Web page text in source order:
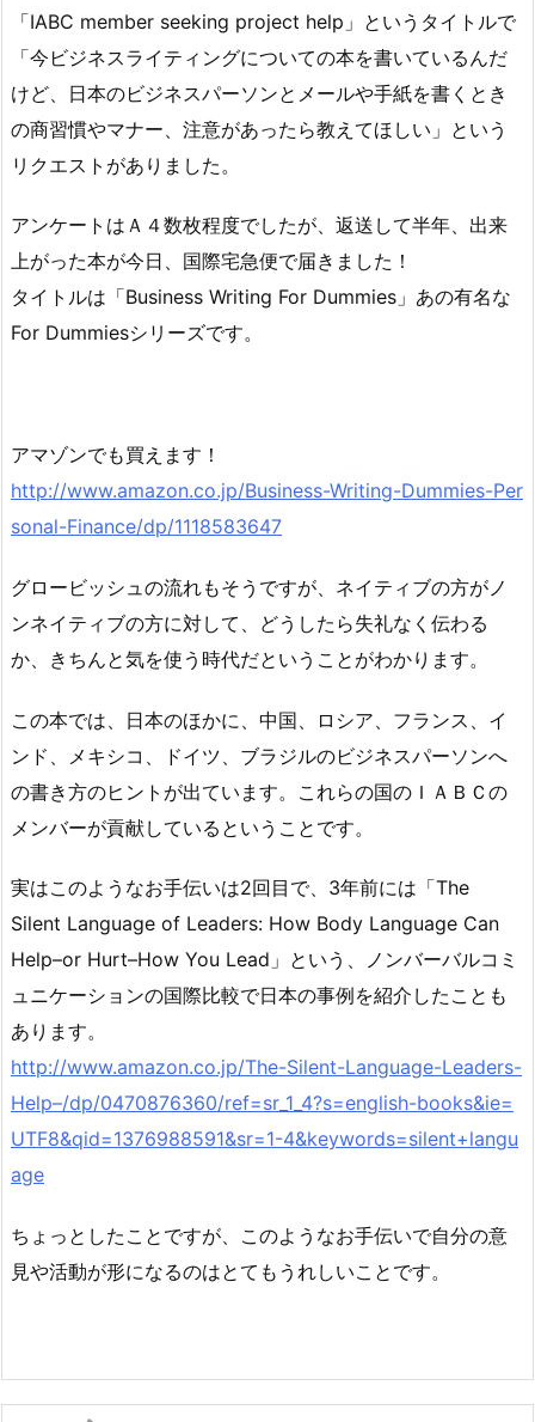
「IABC member seeking project help」というタイトルで
「今ビジネスライティングについての本を書いているんだ
けど、日本のビジネスパーソンとメールや手紙を書くとき
の商習慣やマナー、注意があったら教えてほしい」という
リクエストがありました。
アンケートはＡ４数枚程度でしたが、返送して半年、出来
上がった本が今日、国際宅急便で届きました！
タイトルは「Business Writing For Dummies」あの有名な
For Dummiesシリーズです。
アマゾンでも買えます！
http://www.amazon.co.jp/Business-Writing-Dummies-Per
sonal-Finance/dp/1118583647
グロービッシュの流れもそうですが、ネイティブの方がノ
ンネイティブの方に対して、どうしたら失礼なく伝わる
か、きちんと気を使う時代だということがわかります。
この本では、日本のほかに、中国、ロシア、フランス、イ
ンド、メキシコ、ドイツ、ブラジルのビジネスパーソンへ
の書き方のヒントが出ています。これらの国のＩＡＢＣの
メンバーが貢献しているということです。
実はこのようなお手伝いは2回目で、3年前には「The
Silent Language of Leaders: How Body Language Can
Help–or Hurt–How You Lead」という、ノンバーバルコミ
ュニケーションの国際比較で日本の事例を紹介したことも
あります。
http://www.amazon.co.jp/The-Silent-Language-Leaders-
Help–/dp/0470876360/ref=sr_1_4?s=english-books&ie=
UTF8&qid=1376988591&sr=1-4&keywords=silent+langu
age
ちょっとしたことですが、このようなお手伝いで自分の意
見や活動が形になるのはとてもうれしいことです。